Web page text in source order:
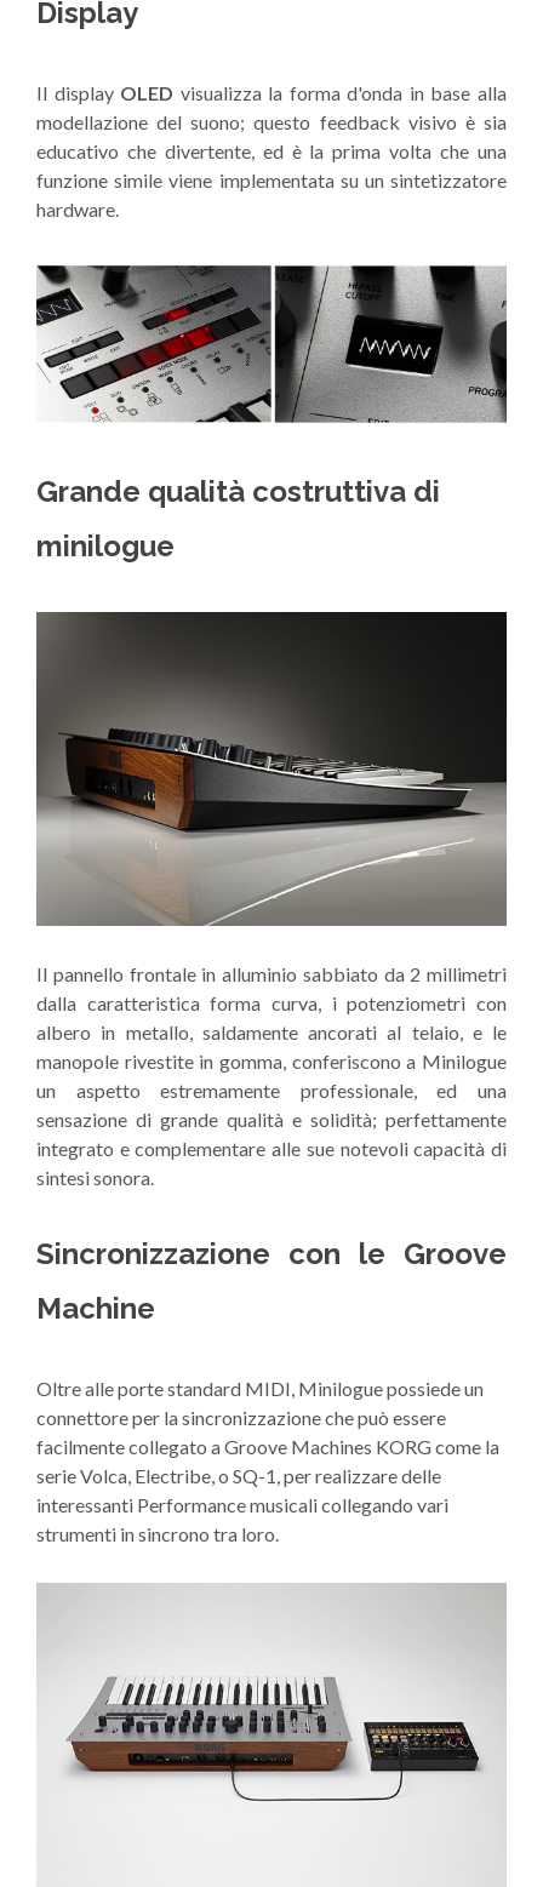
Display
Il display OLED visualizza la forma d'onda in base alla
modellazione del suono; questo feedback visivo è sia
educativo che divertente, ed è la prima volta che una
funzione simile viene implementata su un sintetizzatore
hardware.
Grande qualità costruttiva di
minilogue
Il pannello frontale in alluminio sabbiato da 2 millimetri
dalla caratteristica forma curva, i potenziometri con
albero in metallo, saldamente ancorati al telaio, e le
manopole rivestite in gomma, conferiscono a Minilogue
un aspetto estremamente professionale, ed una
sensazione di grande qualità e solidità; perfettamente
integrato e complementare alle sue notevoli capacità di
sintesi sonora.
Sincronizzazione con le Groove
Machine
Oltre alle porte standard MIDI, Minilogue possiede un
connettore per la sincronizzazione che può essere
facilmente collegato a Groove Machines KORG come la
serie Volca, Electribe, o SQ-1, per realizzare delle
interessanti Performance musicali collegando vari
strumenti in sincrono tra loro.